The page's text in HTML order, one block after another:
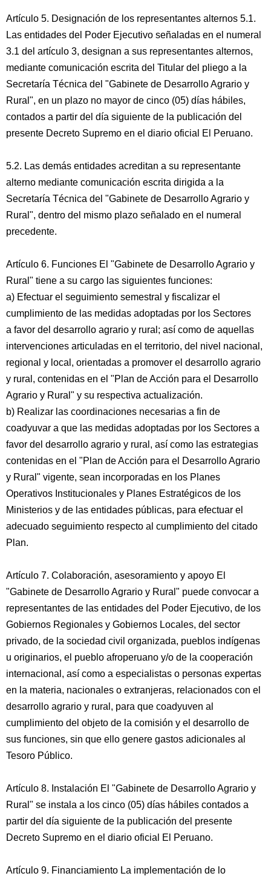
Artículo 5. Designación de los representantes alternos 5.1.
Las entidades del Poder Ejecutivo señaladas en el numeral
3.1 del artículo 3, designan a sus representantes alternos,
mediante comunicación escrita del Titular del pliego a la
Secretaría Técnica del "Gabinete de Desarrollo Agrario y
Rural", en un plazo no mayor de cinco (05) días hábiles,
contados a partir del día siguiente de la publicación del
presente Decreto Supremo en el diario oficial El Peruano.
5.2. Las demás entidades acreditan a su representante
alterno mediante comunicación escrita dirigida a la
Secretaría Técnica del "Gabinete de Desarrollo Agrario y
Rural", dentro del mismo plazo señalado en el numeral
precedente.
Artículo 6. Funciones El "Gabinete de Desarrollo Agrario y
Rural" tiene a su cargo las siguientes funciones:
a) Efectuar el seguimiento semestral y fiscalizar el
cumplimiento de las medidas adoptadas por los Sectores
a favor del desarrollo agrario y rural; así como de aquellas
intervenciones articuladas en el territorio, del nivel nacional,
regional y local, orientadas a promover el desarrollo agrario
y rural, contenidas en el "Plan de Acción para el Desarrollo
Agrario y Rural" y su respectiva actualización.
b) Realizar las coordinaciones necesarias a fin de
coadyuvar a que las medidas adoptadas por los Sectores a
favor del desarrollo agrario y rural, así como las estrategias
contenidas en el "Plan de Acción para el Desarrollo Agrario
y Rural" vigente, sean incorporadas en los Planes
Operativos Institucionales y Planes Estratégicos de los
Ministerios y de las entidades públicas, para efectuar el
adecuado seguimiento respecto al cumplimiento del citado
Plan.
Artículo 7. Colaboración, asesoramiento y apoyo El
"Gabinete de Desarrollo Agrario y Rural" puede convocar a
representantes de las entidades del Poder Ejecutivo, de los
Gobiernos Regionales y Gobiernos Locales, del sector
privado, de la sociedad civil organizada, pueblos indígenas
u originarios, el pueblo afroperuano y/o de la cooperación
internacional, así como a especialistas o personas expertas
en la materia, nacionales o extranjeras, relacionados con el
desarrollo agrario y rural, para que coadyuven al
cumplimiento del objeto de la comisión y el desarrollo de
sus funciones, sin que ello genere gastos adicionales al
Tesoro Público.
Artículo 8. Instalación El "Gabinete de Desarrollo Agrario y
Rural" se instala a los cinco (05) días hábiles contados a
partir del día siguiente de la publicación del presente
Decreto Supremo en el diario oficial El Peruano.
Artículo 9. Financiamiento La implementación de lo